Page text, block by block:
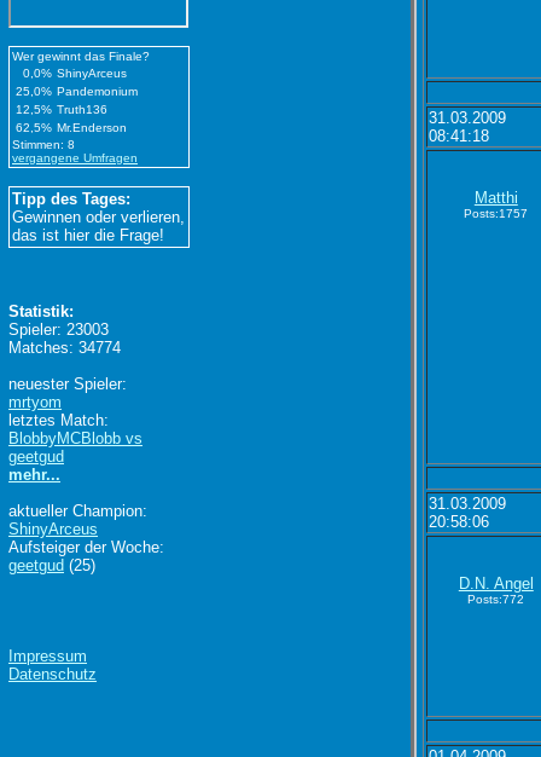
31.03.2009
08:41:18
Matthi
Posts:1757
31.03.2009
20:58:06
D.N. Angel
Posts:772
Wer gewinnt das Finale?
0,0% ShinyArceus
25,0% Pandemonium
12,5% Truth136
62,5% Mr.Enderson
Stimmen: 8
vergangene Umfragen
Tipp des Tages:
Gewinnen oder verlieren,
das ist hier die Frage!
Statistik:
Spieler: 23003
Matches: 34774
neuester Spieler:
mrtyom
letztes Match:
BlobbyMCBlobb vs
geetgud
mehr...
aktueller Champion:
ShinyArceus
Aufsteiger der Woche:
geetgud (25)
Impressum
Datenschutz